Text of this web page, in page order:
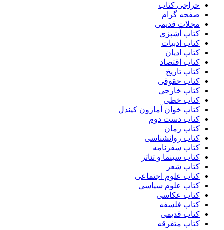
حراجی کتاب
صفحه گرام
مجلات قدیمی
کتاب آشپزی
کتاب ادبیات
کتاب ادیان
کتاب اقتصاد
کتاب تاریخ
کتاب حقوقی
کتاب خارجی
کتاب خطی
کتاب خوان آمازون کیندل
کتاب دست دوم
کتاب رمان
کتاب روانشناسی
کتاب سفرنامه
کتاب سینما و تئاتر
کتاب شعر
کتاب علوم اجتماعی
کتاب علوم سیاسی
کتاب عکاسی
کتاب فلسفه
کتاب قدیمی
کتاب متفرقه